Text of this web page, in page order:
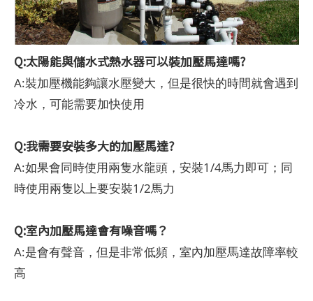
Q:太陽能與儲水式熱水器可以裝加壓馬達嗎?
A:裝加壓機能夠讓水壓變大，但是很快的時間就會遇到
冷水，可能需要加快使用
Q:我需要安裝多大的加壓馬達?
A:如果會同時使用兩隻水龍頭，安裝1/4馬力即可；同
時使用兩隻以上要安裝1/2馬力
Q:室內加壓馬達會有噪音嗎？
A:是會有聲音，但是非常低頻，室內加壓馬達故障率較
高